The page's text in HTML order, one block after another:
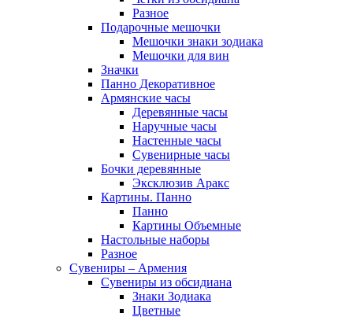
Разное
Подарочные мешочки
Мешочки знаки зодиака
Мешочки для вин
Значки
Панно Декоративное
Армянские часы
Деревянные часы
Наручные часы
Настенные часы
Сувенирные часы
Бочки деревянные
Эксклюзив Аракс
Картины. Панно
Панно
Картины Объемные
Настольные наборы
Разное
Сувениры – Армения
Сувениры из обсидиана
Знаки Зодиака
Цветные